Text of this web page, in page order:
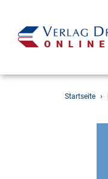
Startseite ›